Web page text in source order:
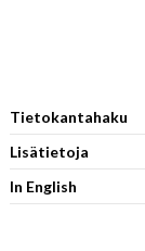
Tietokantahaku
Lisätietoja
In English